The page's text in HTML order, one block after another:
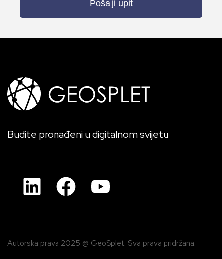
Pošalji upit
Budite pronađeni u digitalnom svijetu
Autorska prava 2025 @ GeoSplet. Sva prava pridržana.